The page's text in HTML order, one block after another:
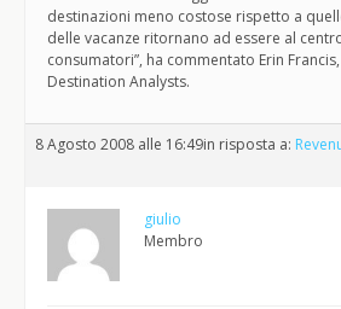
destinazioni meno costose rispetto a
delle vacanze ritornano ad essere al
consumatori”, ha commentato Erin
Destination Analysts.
8 Agosto 2008 alle 16:49in risposta a:
giulio
Membro